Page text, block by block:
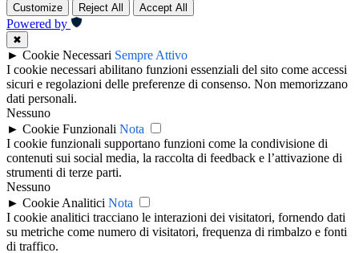
Customize Reject All Accept All
Powered by
✖
► Cookie Necessari Sempre Attivo
I cookie necessari abilitano funzioni essenziali del sito come accessi
sicuri e regolazioni delle preferenze di consenso. Non memorizzano
dati personali.
Nessuno
► Cookie Funzionali Nota
I cookie funzionali supportano funzioni come la condivisione di
contenuti sui social media, la raccolta di feedback e l’attivazione di
strumenti di terze parti.
Nessuno
► Cookie Analitici Nota
I cookie analitici tracciano le interazioni dei visitatori, fornendo dati
su metriche come numero di visitatori, frequenza di rimbalzo e fonti
di traffico.